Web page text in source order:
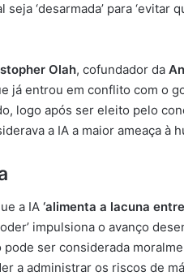
‘desarmada’ para ‘evitar
Olah, cofundador da
já entrou em conflito com o
logo após ser eleito pelo
a IA a maior ameaça à
a IA‘alimenta a lacuna
impulsiona o avanço
pode ser considerada
a administrar os riscos de